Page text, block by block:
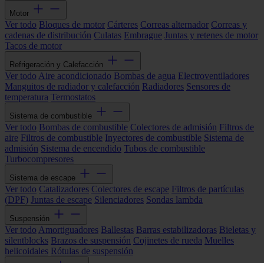
Motor
Ver todo Bloques de motor Cárteres Correas alternador Correas y
cadenas de distribución Culatas Embrague Juntas y retenes de motor
Tacos de motor
Refrigeración y Calefacción
Ver todo Aire acondicionado Bombas de agua Electroventiladores
Manguitos de radiador y calefacción Radiadores Sensores de
temperatura Termostatos
Sistema de combustible
Ver todo Bombas de combustible Colectores de admisión Filtros de
aire Filtros de combustible Inyectores de combustible Sistema de
admisión Sistema de encendido Tubos de combustible
Turbocompresores
Sistema de escape
Ver todo Catalizadores Colectores de escape Filtros de partículas
(DPF) Juntas de escape Silenciadores Sondas lambda
Suspensión
Ver todo Amortiguadores Ballestas Barras estabilizadoras Bieletas y
silentblocks Brazos de suspensión Cojinetes de rueda Muelles
helicoidales Rótulas de suspensión